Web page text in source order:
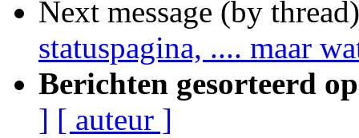
Next message (by
statuspagina, .... maar
Berichten gesorteerd
] [ auteur ]